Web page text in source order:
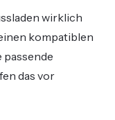
wirklich
kompatiblen
das vor